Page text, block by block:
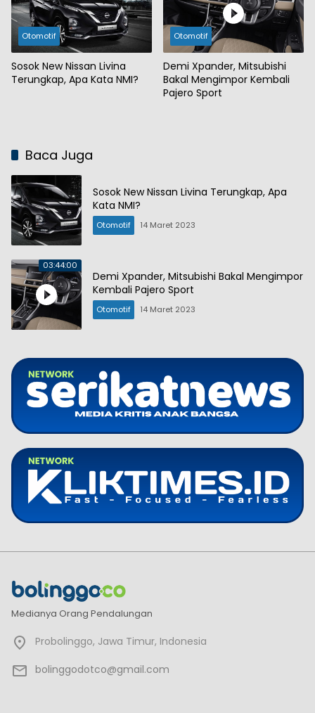
Otomotif
Sosok New Nissan Livina
Terungkap, Apa Kata NMI?
Otomotif
Demi Xpander, Mitsubishi
Bakal Mengimpor Kembali
Pajero Sport
Baca Juga
Sosok New Nissan Livina Terungkap, Apa
Kata NMI?
Otomotif 14 Maret 2023
03:44:00
Demi Xpander, Mitsubishi Bakal Mengimpor
Kembali Pajero Sport
Otomotif 14 Maret 2023
Medianya Orang Pendalungan
Probolinggo, Jawa Timur, Indonesia
bolinggodotco@gmail.com